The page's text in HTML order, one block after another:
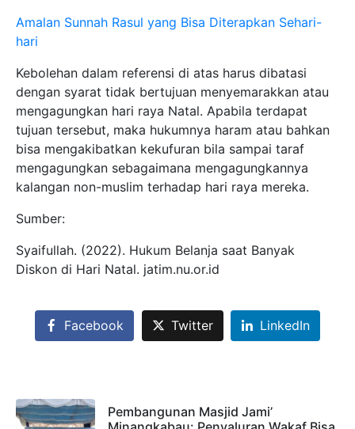
Amalan Sunnah Rasul yang Bisa Diterapkan Sehari-
hari
Kebolehan dalam referensi di atas harus dibatasi
dengan syarat tidak bertujuan menyemarakkan atau
mengagungkan hari raya Natal. Apabila terdapat
tujuan tersebut, maka hukumnya haram atau bahkan
bisa mengakibatkan kekufuran bila sampai taraf
mengagungkan sebagaimana mengagungkannya
kalangan non-muslim terhadap hari raya mereka.
Sumber:
Syaifullah. (2022). Hukum Belanja saat Banyak
Diskon di Hari Natal. jatim.nu.or.id
Facebook Twitter LinkedIn
Pembangunan Masjid Jami’